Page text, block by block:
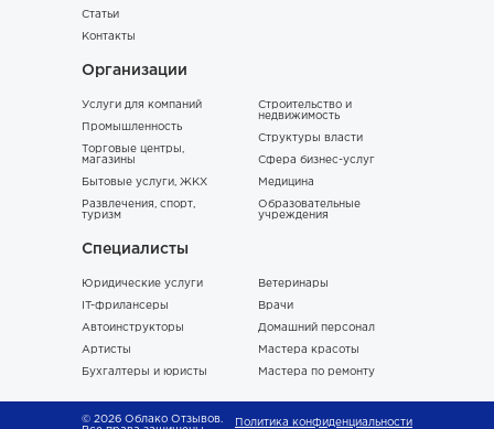
Статьи
Контакты
Организации
Услуги для компаний
Промышленность
Торговые центры,
магазины
Бытовые услуги, ЖКХ
Развлечения, спорт,
туризм
Строительство и
недвижимость
Структуры власти
Сфера бизнес-услуг
Медицина
Образовательные
учреждения
Специалисты
Юридические услуги
IT-фрилансеры
Автоинструкторы
Артисты
Бухгалтеры и юристы
Ветеринары
Врачи
Домашний персонал
Мастера красоты
Мастера по ремонту
© 2026 Облако Отзывов.
Политика конфиденциальности